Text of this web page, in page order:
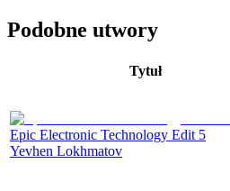
Podobne utwory
Tytuł
Epic Electronic Technology Edit 5
Yevhen Lokhmatov